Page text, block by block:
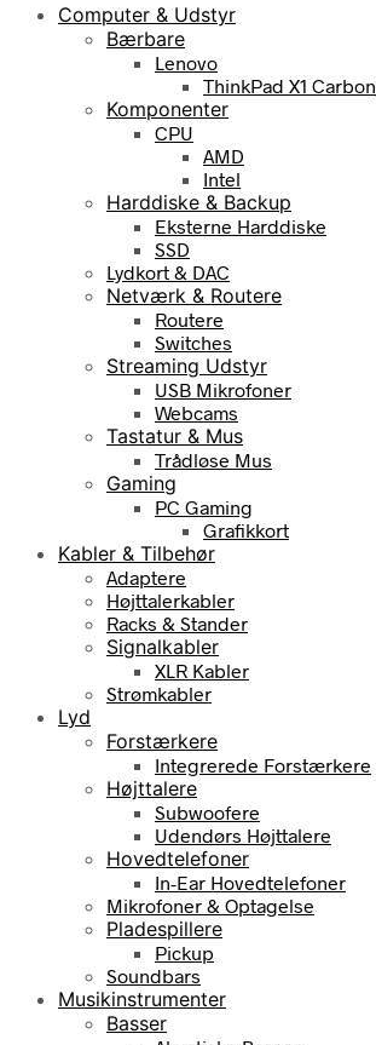
Computer & Udstyr
Bærbare
Lenovo
ThinkPad X1 Carbon
Komponenter
CPU
AMD
Intel
Harddiske & Backup
Eksterne Harddiske
SSD
Lydkort & DAC
Netværk & Routere
Routere
Switches
Streaming Udstyr
USB Mikrofoner
Webcams
Tastatur & Mus
Trådløse Mus
Gaming
PC Gaming
Grafikkort
Kabler & Tilbehør
Adaptere
Højttalerkabler
Racks & Stander
Signalkabler
XLR Kabler
Strømkabler
Lyd
Forstærkere
Integrerede Forstærkere
Højttalere
Subwoofere
Udendørs Højttalere
Hovedtelefoner
In-Ear Hovedtelefoner
Mikrofoner & Optagelse
Pladespillere
Pickup
Soundbars
Musikinstrumenter
Basser